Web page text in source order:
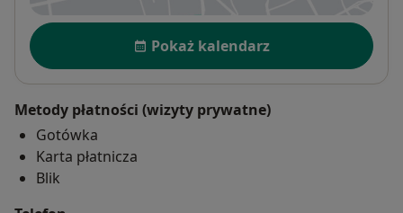
Dostępność
Pokaż kalendarz
Metody płatności (wizyty prywatne)
Gotówka
Karta płatnicza
Blik